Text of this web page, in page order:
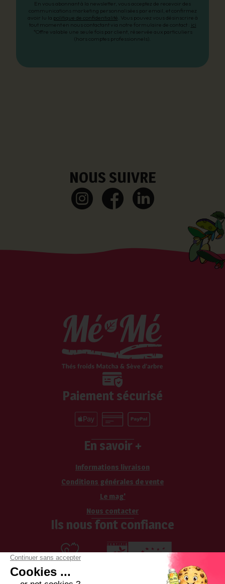
En vous abonnant à la newsletter, vous acceptez de recevoir des
communications marketing personnalisées par email, et confirmez
avoir lu la politique de confidentialité . Vous pouvez vous désinscrire à
tout moment en nous contactant via notre formulaire de contact :
ici
*Offre valable une seule fois par client, réservée aux particuliers
(hors comptes professionnels).
NOUS SUIVRE
Paiement sécurisé
En savoir +
Informations livraison
Conditions générales de vente
Le mag'
Nous contacter
Ils nous font confiance